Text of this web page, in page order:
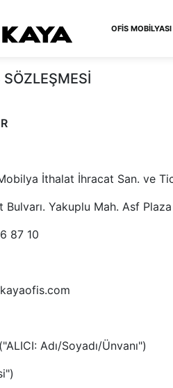
OFIS MOBILYASI
İthalat İhracat San. ve
Yakuplu Mah. Asf
87 10
Adı/Soyadı/Ünvanı")